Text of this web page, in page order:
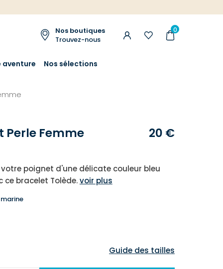
Nos boutiques
Trouvez-nous
0
aventure Nos sélections
Perle Femme
20 €
votre poignet d'une délicate couleur bleu
ce bracelet Tolède.voir plus
Guide des tailles